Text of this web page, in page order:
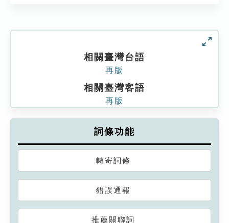
相關臺灣台語
再版
相關臺灣客語
再版
詞條功能
轉寄詞條
錯誤通報
推薦關聯詞